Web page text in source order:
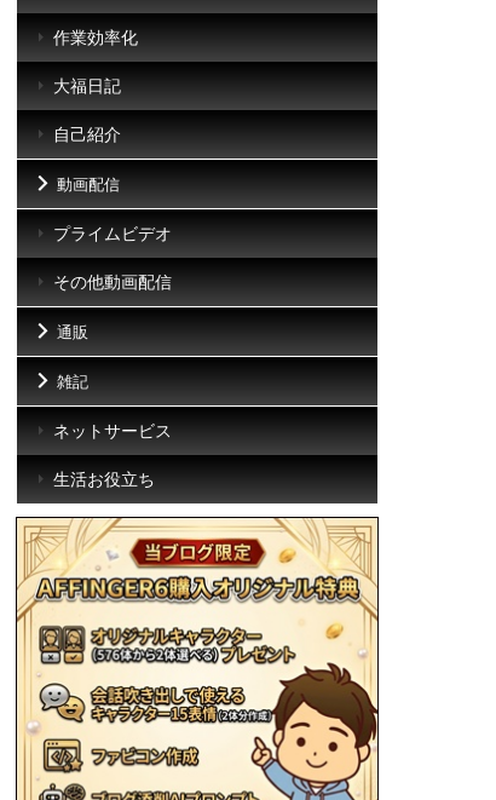
作業効率化
大福日記
自己紹介
動画配信
プライムビデオ
その他動画配信
通販
雑記
ネットサービス
生活お役立ち